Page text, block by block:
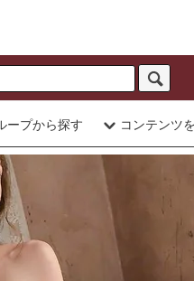
ープから探す コンテンツ